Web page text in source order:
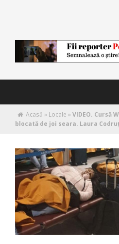
Acasă » Locale »VIDEO. Cursă
blocată de joi seara. Laura